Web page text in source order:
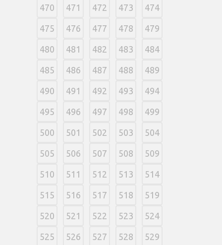
470 471 472 473 474
475 476 477 478 479
480 481 482 483 484
485 486 487 488 489
490 491 492 493 494
495 496 497 498 499
500 501 502 503 504
505 506 507 508 509
510 511 512 513 514
515 516 517 518 519
520 521 522 523 524
525 526 527 528 529